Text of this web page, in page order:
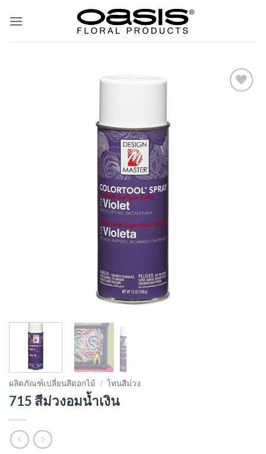
ไป
ผลิตภัณฑ์เปลี่ยนสีดอกไม้ / โทนสีม่วง
715 สีม่วงอมน้ำเงิน